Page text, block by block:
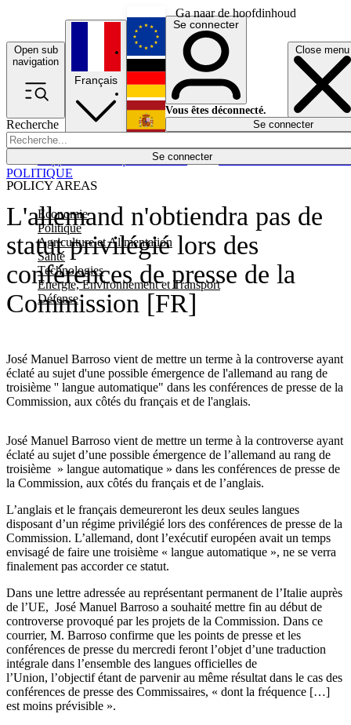
Ga naar de hoofdinhoud
Open sub
navigation
Close menu
Recherche
Se connecter
POLICY AREAS
Economie
Politique
Agriculture et Alimentation
Santé
Technologies
Energie, Environnement et Transport
Défense
Économie
Français
English
Deutsch
Español
Se connecter
Vous êtes déconnecté.
Se connecter
L'allemand n'obtiendra pas de
statut privilégié lors des
conférences de presse de la
Commission [FR]
José Manuel Barroso vient de mettre un terme à la controverse ayant
éclaté au sujet d'une possible émergence de l'allemand au rang de
troisième '' langue automatique" dans les conférences de presse de la
Commission, aux côtés du français et de l'anglais.
POLITIQUE
José Manuel Barroso vient de mettre un terme à la controverse ayant
éclaté au sujet d’une possible émergence de l’allemand au rang de
troisième » langue automatique » dans les conférences de presse de
la Commission, aux côtés du français et de l’anglais.
L’anglais et le français demeureront les deux seules langues
disposant d’un régime privilégié lors des conférences de presse de la
Commission. L’allemand, dont l’exécutif européen avait un temps
envisagé de faire une troisième « langue automatique », ne se verra
finalement pas accorder ce statut.
Dans une lettre adressée au représentant permanent de l’Italie auprès
de l’UE, José Manuel Barroso a souhaité mettre fin au début de
controverse provoqué par les projets de la Commission. Dans ce
courrier, M. Barroso confirme que les points de presse et les
conférences de presse du mercredi feront l’objet d’une traduction
intégrale dans l’ensemble des langues officielles de
l’Union, l’objectif étant de parvenir au même résultat dans le cas des
conférences de presse des Commissaires, « dont la fréquence […]
est moins prévisible ».